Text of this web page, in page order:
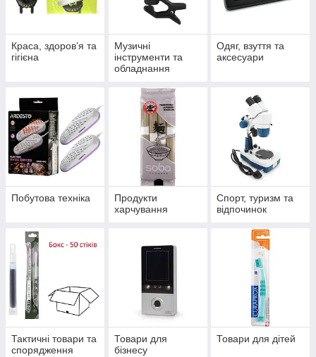
Краса, здоров’я та
гігієна
Музичні
інструменти та
обладнання
Одяг, взуття та
аксесуари
Побутова техніка
Продукти
харчування
Спорт, туризм та
відпочинок
Тактичні товари та
спорядження
Товари для
бізнесу
Товари для дітей